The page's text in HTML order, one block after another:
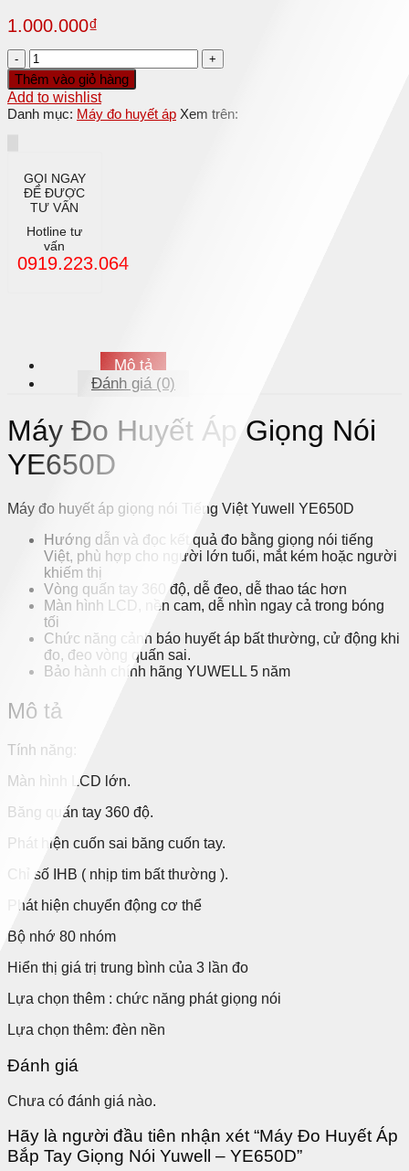
1.000.000₫
Máy
Đo
Huyết
Áp
Bắp
Nói
Yuwell
-
số
lượng
Thêm vào giỏ hàng
Add to wishlist
Danh mục: Máy đo huyết áp Xem trên:
GỌI NGAY
ĐỂ ĐƯỢC
TƯ VẤN
Hotline tư
vấn
0919.223.064
Mô tả
Đánh giá (0)
Máy Đo Huyết Áp Giọng Nói
YE650D
Máy đo huyết áp giọng nói Tiếng Việt Yuwell YE650D
Hướng dẫn và đọc kết quả đo bằng giọng nói tiếng
Việt, phù hợp cho người lớn tuổi, mắt kém hoặc người
khiếm thị
Vòng quấn tay 360 độ, dễ đeo, dễ thao tác hơn
Màn hình LCD, nền cam, dễ nhìn ngay cả trong bóng
tối
Chức năng cảnh báo huyết áp bất thường, cử động khi
đo, đeo vòng quấn sai.
Bảo hành chính hãng YUWELL 5 năm
Mô tả
Tính năng:
Màn hình LCD lớn.
Băng quấn tay 360 độ.
Phát hiện cuốn sai băng cuốn tay.
Chỉ số IHB ( nhịp tim bất thường ).
Phát hiện chuyển động cơ thể
Bộ nhớ 80 nhóm
Hiển thị giá trị trung bình của 3 lần đo
Lựa chọn thêm : chức năng phát giọng nói
Lựa chọn thêm: đèn nền
Đánh giá
Chưa có đánh giá nào.
Hãy là người đầu tiên nhận xét “Máy Đo Huyết Áp
Bắp Tay Giọng Nói Yuwell – YE650D”